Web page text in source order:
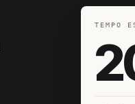
TEMPO